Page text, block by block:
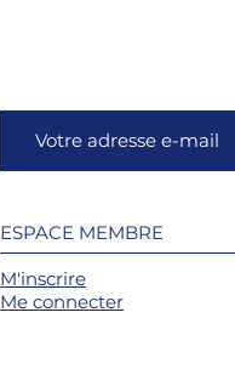
ESPACE MEMBRE
M'inscrire
Me connecter